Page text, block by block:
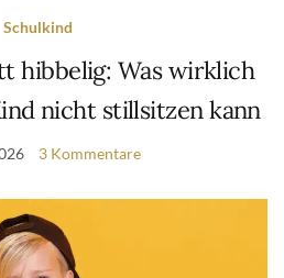
Schulkind
hibbelig: Was wirklich
nicht stillsitzen kann
3 Kommentare